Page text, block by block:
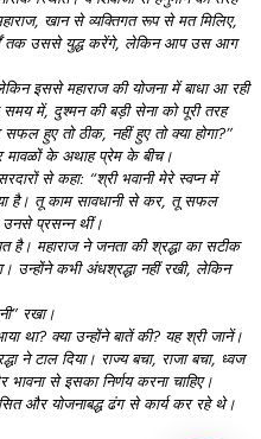
खानसेव्यक्तिगतरूपसेमतमिलिए,
तकउससेयुद्धकरेंगे, लेकिनआपउसआग
इससेमहाराजकीयोजनामेंबाधाआरही
समयमें, दुश्मनकीबड़ीसेनाकोपूरीतरह
सफलहुएतोठीक, नहींहुएतोक्याहोगा?”
मावळोंकेअथाहप्रेमकेबीच।
सेकहा: “श्रीभवानीमेरेस्वप्नमें
है। तूकामसावधानीसेकर, तूसफल
उनसेप्रसन्नथीं।
है। महाराजनेजनताकीश्रद्धाकासटीक
उन्होंनेकभीअंधश्रद्धानहींरखी, लेकिन
रखा।
था? क्याउन्होंनेबातेंकी? यहश्रीजानें।
नेटालदिया। राज्यबचा, राजाबचा, ध्वज
भावनासेइसकानिर्णयकरनाचाहिए।
औरयोजनाबद्धढंगसेकार्यकररहेथे।